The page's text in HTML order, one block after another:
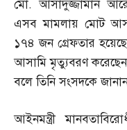
মো.আসাদুজ্জামান
এসব মামলায় মোট
১৭৪ জন গ্রেফতার
আসামি মৃত্যুবরণ
বলে তিনি সংসদকে
আইনমন্ত্রী